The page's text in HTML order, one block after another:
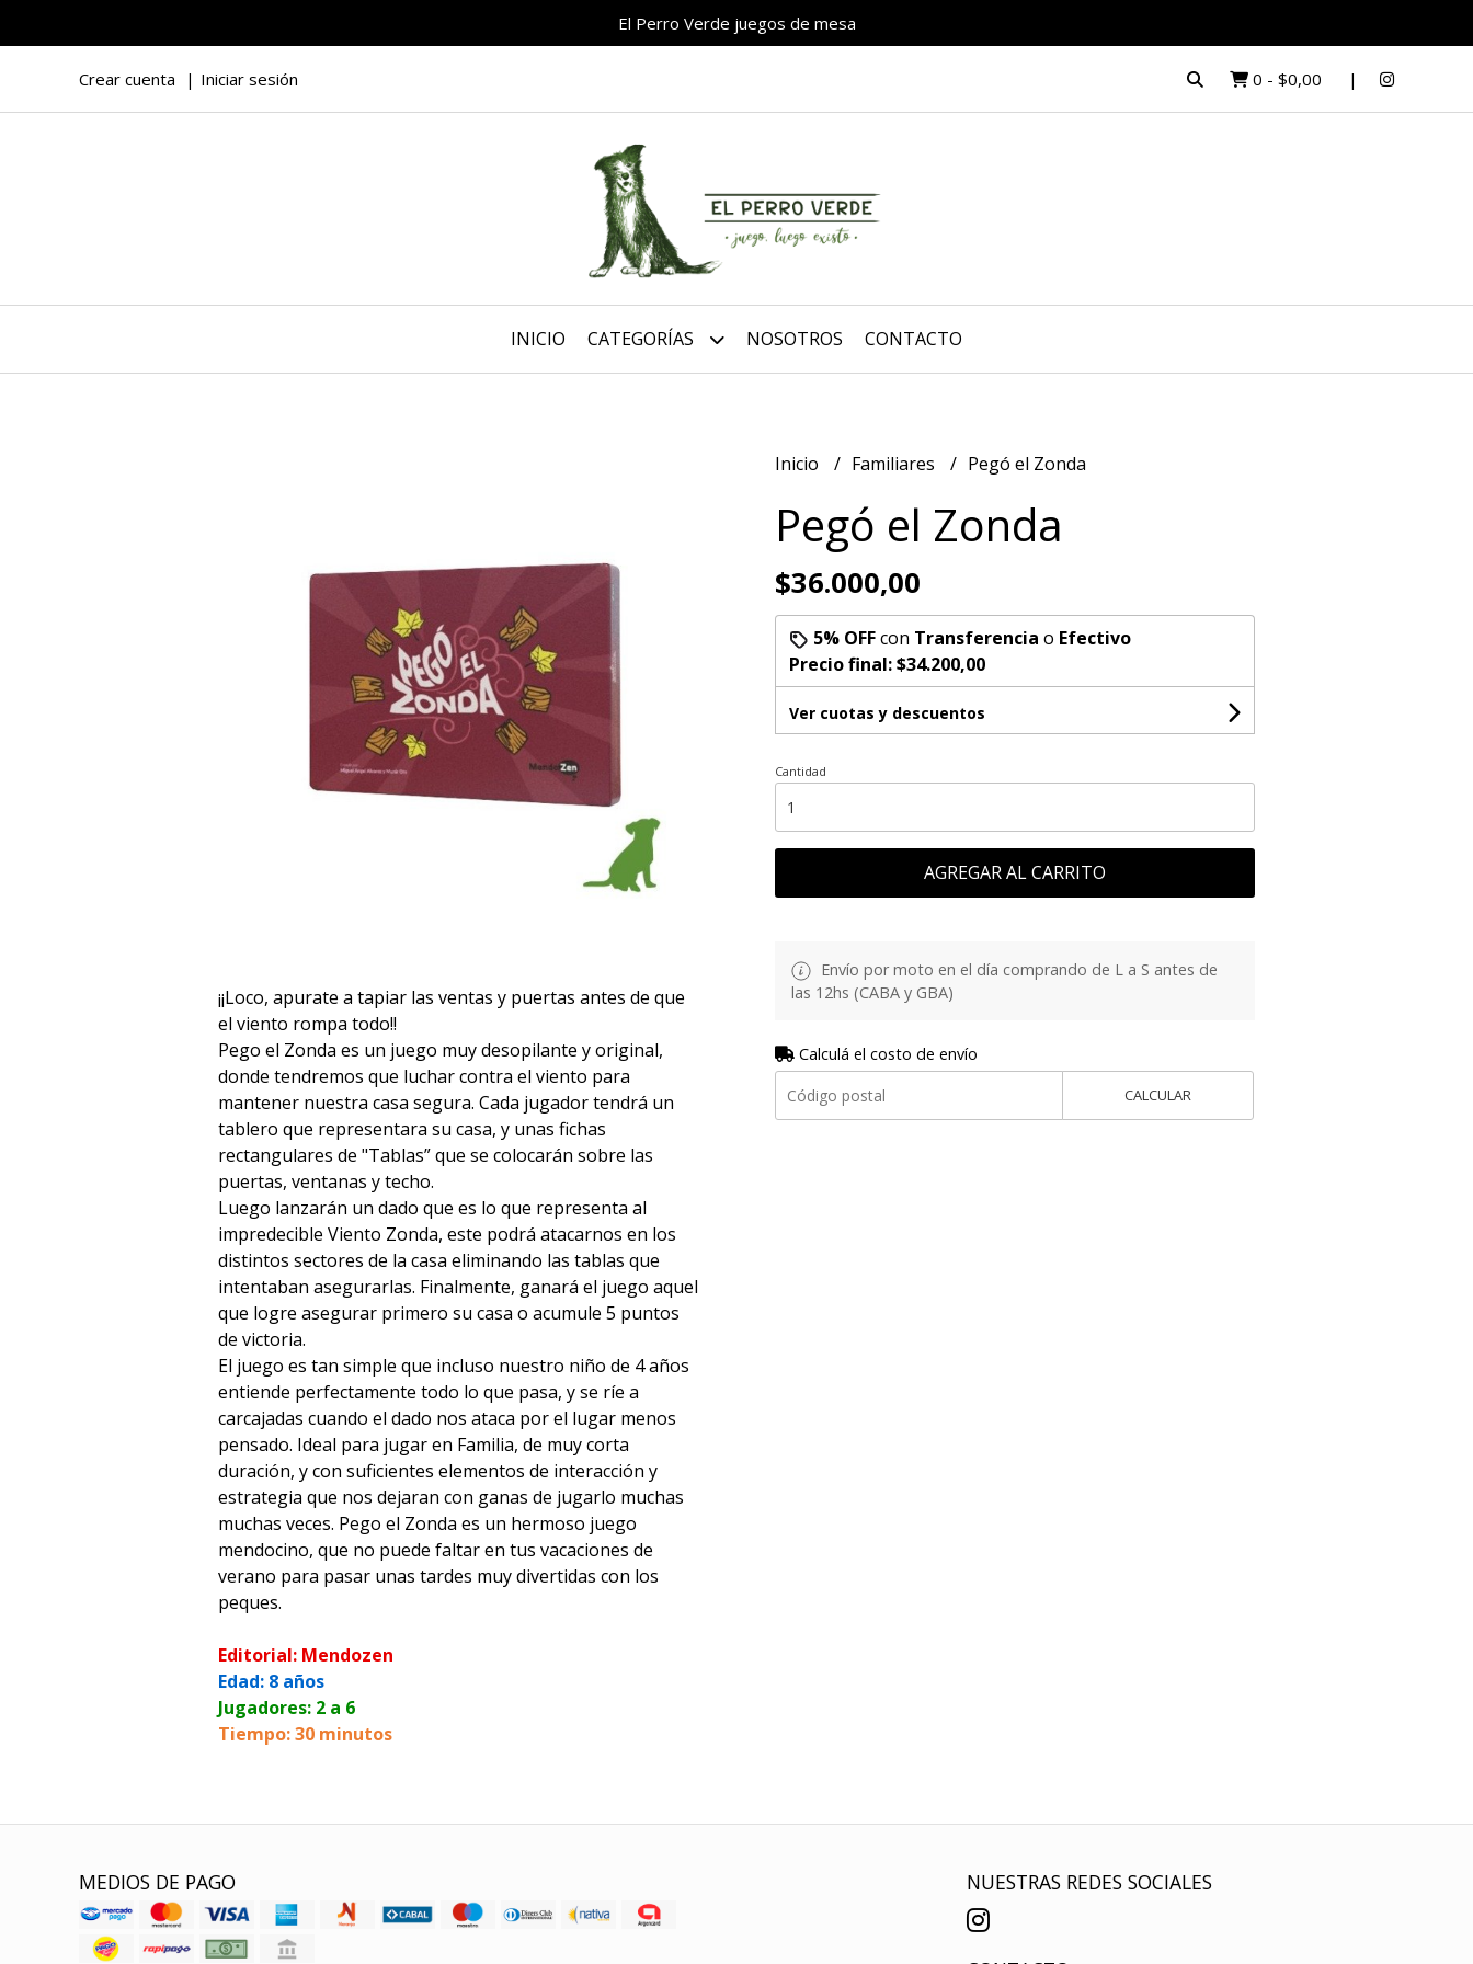
El Perro Verde juegos de mesa
Crear cuenta Iniciar sesión 0 - $0,00
INICIO CATEGORÍAS NOSOTROS CONTACTO
¡¡Loco, apurate a tapiar las ventas y puertas antes de que
el viento rompa todo!!
Pego el Zonda es un juego muy desopilante y original,
donde tendremos que luchar contra el viento para
mantener nuestra casa segura. Cada jugador tendrá un
tablero que representara su casa, y unas fichas
rectangulares de "Tablas” que se colocarán sobre las
puertas, ventanas y techo.
Luego lanzarán un dado que es lo que representa al
impredecible Viento Zonda, este podrá atacarnos en los
distintos sectores de la casa eliminando las tablas que
intentaban asegurarlas. Finalmente, ganará el juego aquel
que logre asegurar primero su casa o acumule 5 puntos
de victoria.
El juego es tan simple que incluso nuestro niño de 4 años
entiende perfectamente todo lo que pasa, y se ríe a
carcajadas cuando el dado nos ataca por el lugar menos
pensado. Ideal para jugar en Familia, de muy corta
duración, y con suficientes elementos de interacción y
estrategia que nos dejaran con ganas de jugarlo muchas
muchas veces. Pego el Zonda es un hermoso juego
mendocino, que no puede faltar en tus vacaciones de
verano para pasar unas tardes muy divertidas con los
peques.
Editorial: Mendozen
Edad: 8 años
Jugadores: 2 a 6
Tiempo: 30 minutos
Inicio Familiares Pegó el Zonda
Pegó el Zonda
$36.000,00
5% OFFcon Transferencia o Efectivo
Precio final:$34.200,00
Ver cuotas y descuentos
Cantidad
AGREGAR AL CARRITO
Envío por moto en el día comprando de L a S antes de
las 12hs (CABA y GBA)
Calculá el costo de envío
CALCULAR
MEDIOS DE PAGO NUESTRAS REDES SOCIALES